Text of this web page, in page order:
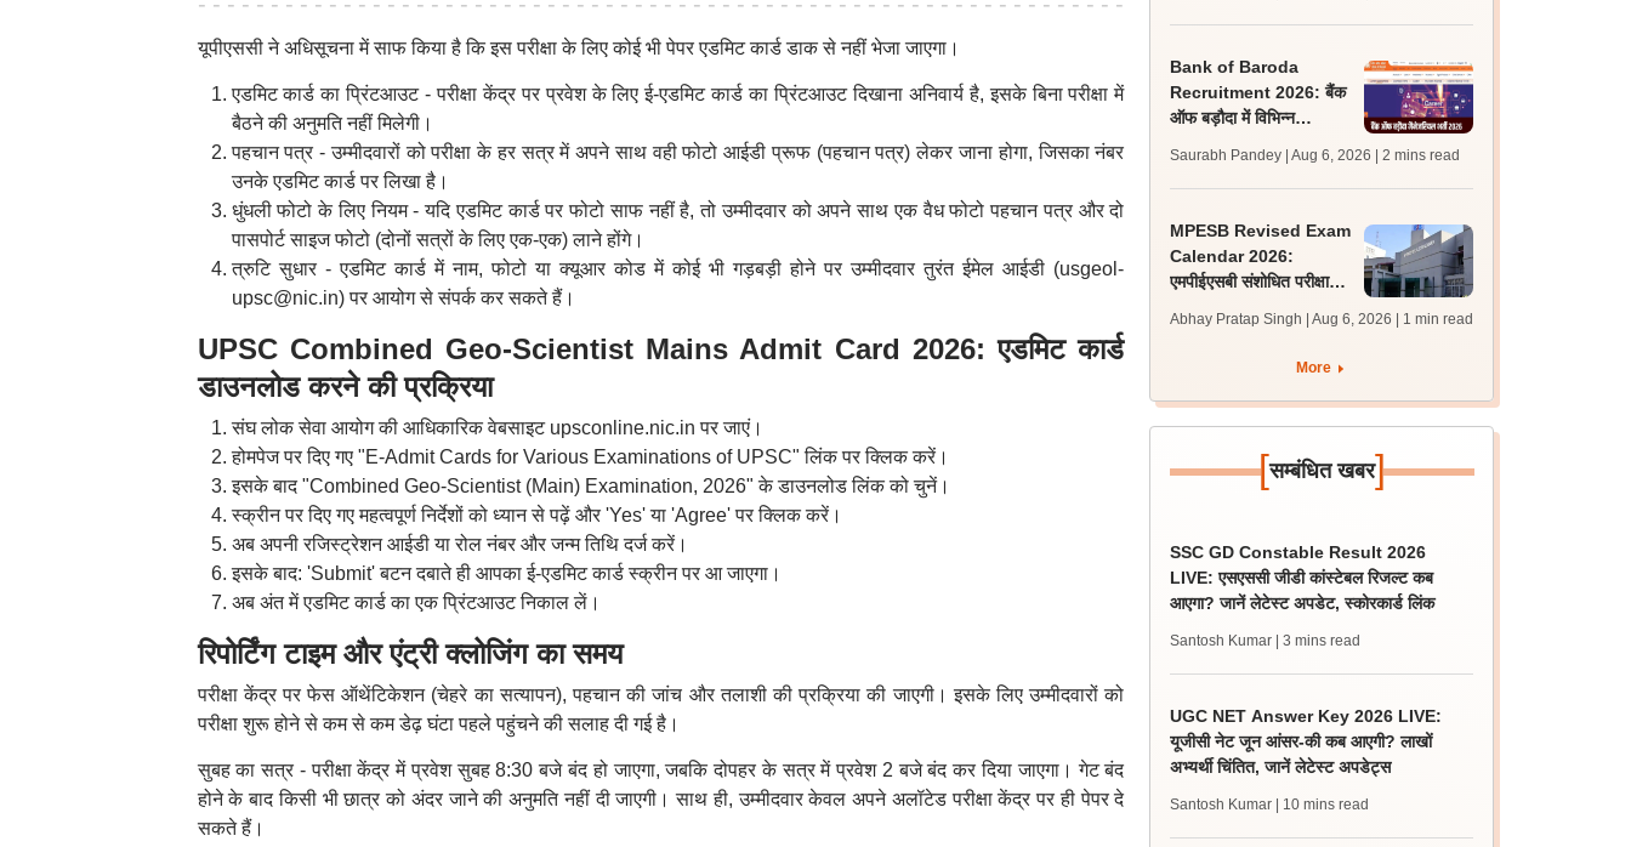
यूपीएससी ने अधिसूचना में साफ किया है कि इस परीक्षा के लिए कोई भी पेपर एडमिट कार्ड डाक से नहीं भेजा जाएगा।
एडमिट कार्ड का प्रिंटआउट - परीक्षा केंद्र पर प्रवेश के लिए ई-एडमिट कार्ड का प्रिंटआउट दिखाना अनिवार्य है, इसके बिना परीक्षा में
बैठने की अनुमति नहीं मिलेगी।
पहचान पत्र - उम्मीदवारों को परीक्षा के हर सत्र में अपने साथ वही फोटो आईडी प्रूफ (पहचान पत्र) लेकर जाना होगा, जिसका नंबर
उनके एडमिट कार्ड पर लिखा है।
धुंधली फोटो के लिए नियम - यदि एडमिट कार्ड पर फोटो साफ नहीं है, तो उम्मीदवार को अपने साथ एक वैध फोटो पहचान पत्र और दो
पासपोर्ट साइज फोटो (दोनों सत्रों के लिए एक-एक) लाने होंगे।
त्रुटि सुधार - एडमिट कार्ड में नाम, फोटो या क्यूआर कोड में कोई भी गड़बड़ी होने पर उम्मीदवार तुरंत ईमेल आईडी (usgeol-
upsc@nic.in) पर आयोग से संपर्क कर सकते हैं।
UPSC Combined Geo-Scientist Mains Admit Card 2026: एडमिट कार्ड
डाउनलोड करने की प्रक्रिया
संघ लोक सेवा आयोग की आधिकारिक वेबसाइट upsconline.nic.in पर जाएं।
होमपेज पर दिए गए "E-Admit Cards for Various Examinations of UPSC" लिंक पर क्लिक करें।
इसके बाद "Combined Geo-Scientist (Main) Examination, 2026" के डाउनलोड लिंक को चुनें।
स्क्रीन पर दिए गए महत्वपूर्ण निर्देशों को ध्यान से पढ़ें और 'Yes' या 'Agree' पर क्लिक करें।
अब अपनी रजिस्ट्रेशन आईडी या रोल नंबर और जन्म तिथि दर्ज करें।
इसके बाद: 'Submit' बटन दबाते ही आपका ई-एडमिट कार्ड स्क्रीन पर आ जाएगा।
अब अंत में एडमिट कार्ड का एक प्रिंटआउट निकाल लें।
रिपोर्टिंग टाइम और एंट्री क्लोजिंग का समय
परीक्षा केंद्र पर फेस ऑथेंटिकेशन (चेहरे का सत्यापन), पहचान की जांच और तलाशी की प्रक्रिया की जाएगी। इसके लिए उम्मीदवारों को
परीक्षा शुरू होने से कम से कम डेढ़ घंटा पहले पहुंचने की सलाह दी गई है।
सुबह का सत्र - परीक्षा केंद्र में प्रवेश सुबह 8:30 बजे बंद हो जाएगा, जबकि दोपहर के सत्र में प्रवेश 2 बजे बंद कर दिया जाएगा। गेट बंद
होने के बाद किसी भी छात्र को अंदर जाने की अनुमति नहीं दी जाएगी। साथ ही, उम्मीदवार केवल अपने अलॉटेड परीक्षा केंद्र पर ही पेपर दे
सकते हैं।
जल्द, जानें लेटेस्ट अपडेट,
पासिंग मार्क्स
Bank of Baroda
Recruitment 2026: बैंक
ऑफ बड़ौदा में विभिन्न
पात्रता मानदंड जानें
Saurabh Pandey | Aug 6, 2026 | 2 mins read
MPESB Revised Exam
Calendar 2026:
एमपीईएसबी संशोधित परीक्षा
सितंबर में होगी
Abhay Pratap Singh | Aug 6, 2026 | 1 min read
More
[सम्बंधित खबर]
SSC GD Constable Result 2026
LIVE: एसएससी जीडी कांस्टेबल रिजल्ट कब
आएगा? जानें लेटेस्ट अपडेट, स्कोरकार्ड लिंक
Santosh Kumar | 3 mins read
UGC NET Answer Key 2026 LIVE:
यूजीसी नेट जून आंसर-की कब आएगी? लाखों
अभ्यर्थी चिंतित, जानें लेटेस्ट अपडेट्स
Santosh Kumar | 10 mins read